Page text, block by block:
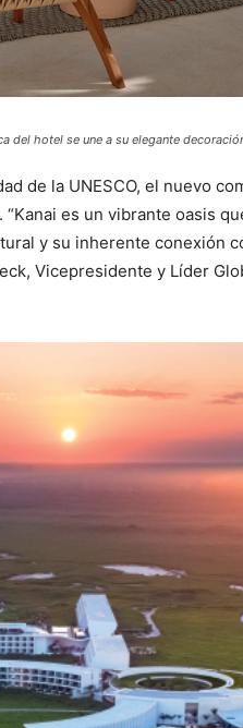
hotel se une a su elegante
de la UNESCO, el nuevo
es un vibrante oasis
y su inherente conexión
Vicepresidente y Líder